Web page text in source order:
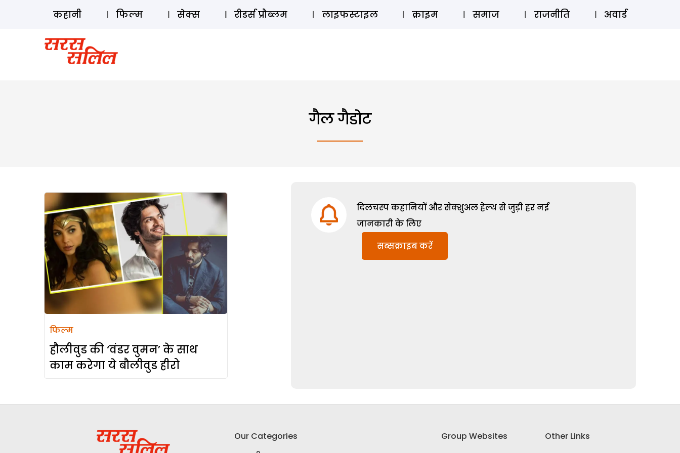
ऑडियो स्टोरी लॉग इन ⚲ SUBSCRIBE
कहानी फिल्म सेक्स रीडर्स प्रौब्लम लाइफस्टाइल क्राइम समाज राजनीति अवार्ड
गैल गैडोट
फिल्म
हौलीवुड की ‘वंडर वुमन’ के साथ
काम करेगा ये बौलीवुड हीरो
दिलचस्प कहानियों और सेक्शुअल हेल्थ से जुड़ी हर नई
जानकारी के लिए
सब्सक्राइब करें
Our Categories
Group Websites
Other Links